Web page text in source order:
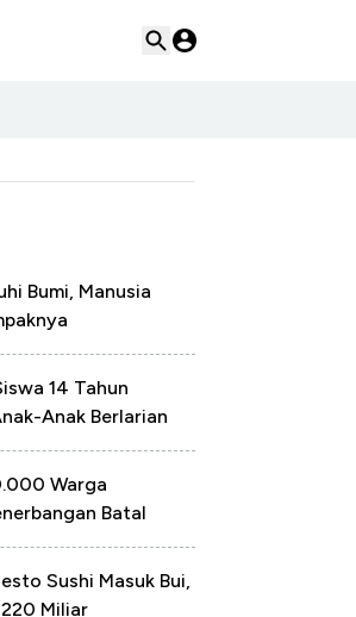
Bumi, Manusia
14 Tahun
Anak Berlarian
Warga
Batal
Sushi Masuk Bui,
Miliar